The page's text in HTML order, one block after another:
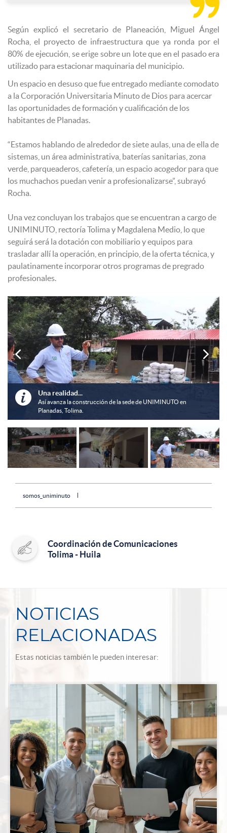

Según explicó el secretario de Planeación, Miguel Ángel
Rocha, el proyecto de infraestructura que ya ronda por el
80% de ejecución, se erige sobre un lote que en el pasado era
utilizado para estacionar maquinaria del municipio.
Un espacio en desuso que fue entregado mediante comodato
a la Corporación Universitaria Minuto de Dios para acercar
las oportunidades de formación y cualificación de los
habitantes de Planadas.
“Estamos hablando de alrededor de siete aulas, una de ella de
sistemas, un área administrativa, baterías sanitarias, zona
verde, parqueaderos, cafetería, un espacio acogedor para que
los muchachos puedan venir a profesionalizarse”, subrayó
Rocha.
Una vez concluyan los trabajos que se encuentran a cargo de
UNIMINUTO, rectoría Tolima y Magdalena Medio, lo que
seguirá será la dotación con mobiliario y equipos para
trasladar allí la operación, en principio, de la oferta técnica, y
paulatinamente incorporar otros programas de pregrado
profesionales.
Una realidad...
Así avanza la construcción de la sede de UNIMINUTO en
 
somos_uniminuto
Coordinación de Comunicaciones
Tolima - Huila
NOTICIAS
RELACIONADAS
Estas noticias también le pueden interesar: